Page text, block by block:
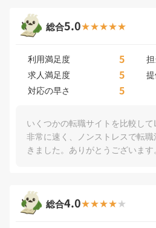
総合5.0
利用満足度 5
求人満足度 5
対応の早さ 5
いくつかの転職サイトを比較し
非常に速く、ノンストレスで転
きました。ありがとうございます。
総合4.0